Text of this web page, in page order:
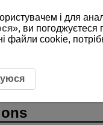
і для
», ви
файли cookie,